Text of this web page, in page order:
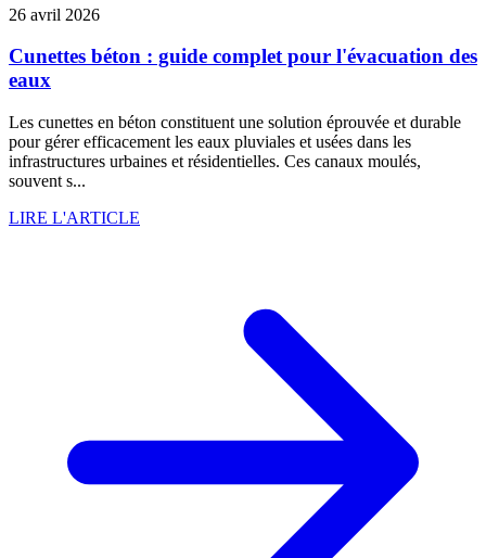
26 avril 2026
Cunettes béton : guide complet pour l'évacuation des
eaux
Les cunettes en béton constituent une solution éprouvée et durable
pour gérer efficacement les eaux pluviales et usées dans les
infrastructures urbaines et résidentielles. Ces canaux moulés,
souvent s...
LIRE L'ARTICLE